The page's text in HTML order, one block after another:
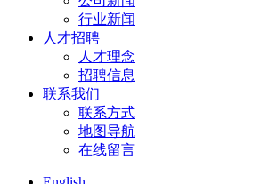
行业新闻
人才招聘
人才理念
招聘信息
联系我们
联系方式
地图导航
在线留言